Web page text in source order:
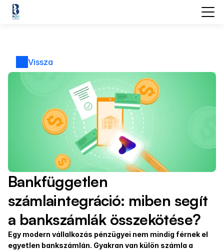
Vissza
Bankfüggetlen
számlaintegráció: miben segít
a bankszámlák összekötése?
Egy modern vállalkozás pénzügyei nem mindig férnek el
egyetlen bankszámlán. Gyakran van külön számla a